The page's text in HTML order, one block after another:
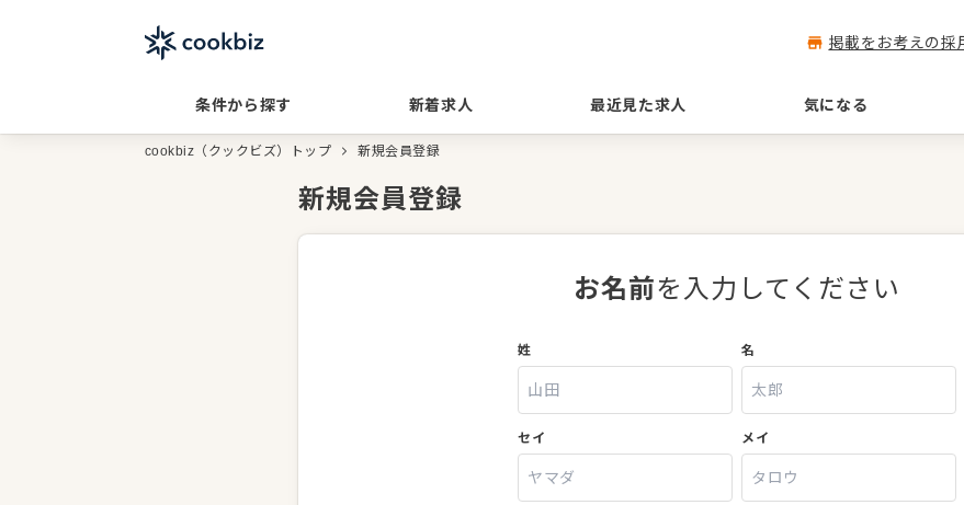
掲載をお考えの採
条件から探す 新着求人 最近見た求人 気になる
cookbiz（クックビズ）トップ 新規会員登録
新規会員登録
お名前を入力してください
姓 名
セイ メイ